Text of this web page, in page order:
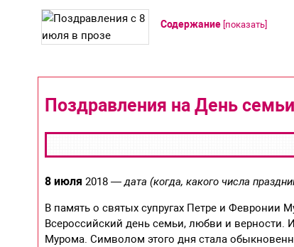
Содержание [показать]
Поздравления на День
8 июля 2018— дата (когда, какого числа
В память о святых супругах Петре и Февронии
Всероссийский день семьи, любви и верности.
Мурома. Символом этого дня стала